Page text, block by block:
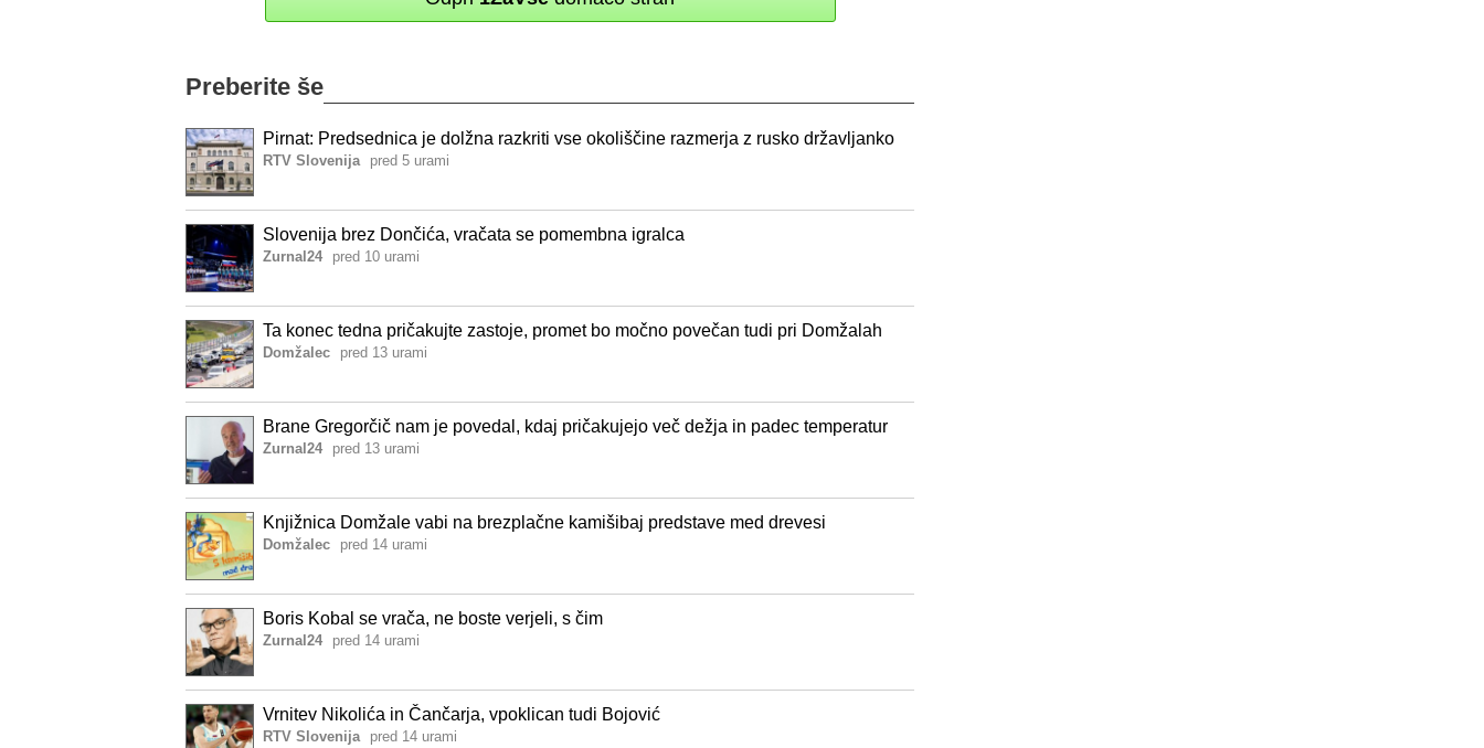
Preberite še
Pirnat: Predsednica je dolžna razkriti vse okoliščine razmerja z rusko državljanko
RTV Slovenija pred 5 urami
Slovenija brez Dončića, vračata se pomembna igralca
Zurnal24 pred 10 urami
Ta konec tedna pričakujte zastoje, promet bo močno povečan tudi pri Domžalah
Domžalec pred 13 urami
Brane Gregorčič nam je povedal, kdaj pričakujejo več dežja in padec temperatur
Zurnal24 pred 13 urami
Knjižnica Domžale vabi na brezplačne kamišibaj predstave med drevesi
Domžalec pred 14 urami
Boris Kobal se vrača, ne boste verjeli, s čim
Zurnal24 pred 14 urami
Vrnitev Nikolića in Čančarja, vpoklican tudi Bojović
RTV Slovenija pred 14 urami